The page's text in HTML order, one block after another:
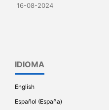
16-08-2024
IDIOMA
English
Español (España)